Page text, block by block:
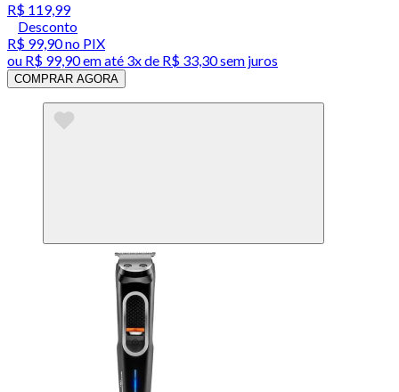
R$ 119,99
Desconto
R$ 99,90no PIX
ou R$ 99,90em até 3x de R$ 33,30 sem juros
COMPRAR AGORA